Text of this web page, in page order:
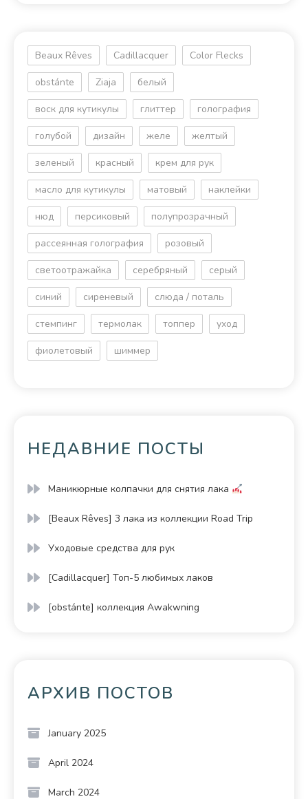
Beaux Rêves Cadillacquer Color Flecks
obstánte Ziaja белый
воск для кутикулы глиттер голография
голубой дизайн желе желтый
зеленый красный крем для рук
масло для кутикулы матовый наклейки
нюд персиковый полупрозрачный
рассеянная голография розовый
светоотражайка серебряный серый
синий сиреневый слюда / поталь
стемпинг термолак топпер уход
фиолетовый шиммер
НЕДАВНИЕ ПОСТЫ
Маникюрные колпачки для снятия лака
[Beaux Rêves] 3 лака из коллекции Road Trip
Уходовые средства для рук
[Cadillacquer] Топ-5 любимых лаков
[obstánte] коллекция Awakwning
АРХИВ ПОСТОВ
January 2025
April 2024
March 2024